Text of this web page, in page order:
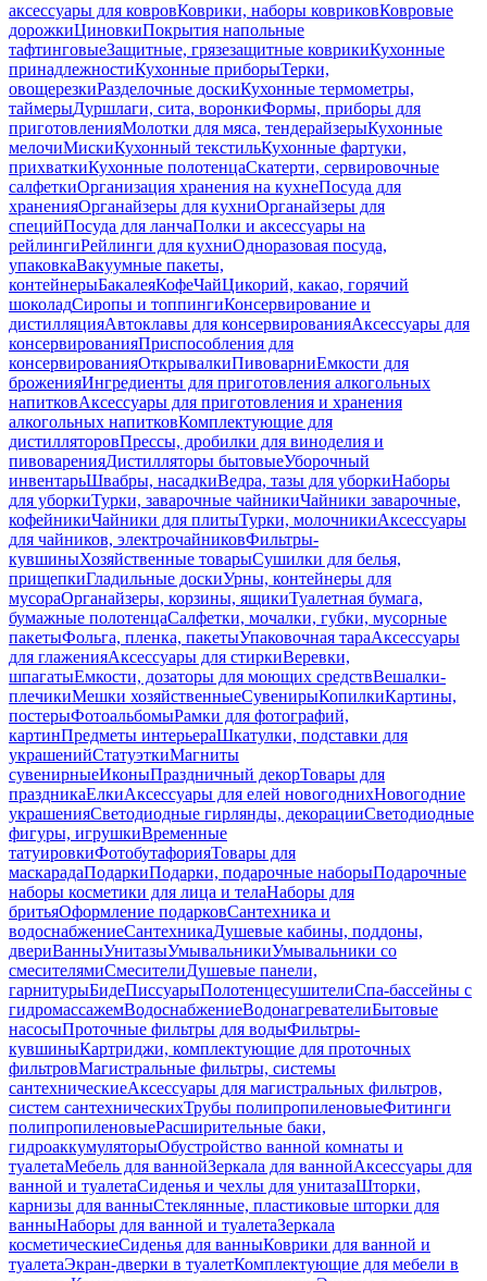
аксессуары для ковровКоврики, наборы ковриковКовровые
дорожкиЦиновкиПокрытия напольные
тафтинговыеЗащитные, грязезащитные коврикиКухонные
принадлежностиКухонные приборыТерки,
овощерезкиРазделочные доскиКухонные термометры,
таймерыДуршлаги, сита, воронкиФормы, приборы для
приготовленияМолотки для мяса, тендерайзерыКухонные
мелочиМискиКухонный текстильКухонные фартуки,
прихваткиКухонные полотенцаСкатерти, сервировочные
салфеткиОрганизация хранения на кухнеПосуда для
храненияОрганайзеры для кухниОрганайзеры для
специйПосуда для ланчаПолки и аксессуары на
рейлингиРейлинги для кухниОдноразовая посуда,
упаковкаВакуумные пакеты,
контейнерыБакалеяКофеЧайЦикорий, какао, горячий
шоколадСиропы и топпингиКонсервирование и
дистилляцияАвтоклавы для консервированияАксессуары для
консервированияПриспособления для
консервированияОткрывалкиПивоварниЕмкости для
броженияИнгредиенты для приготовления алкогольных
напитковАксессуары для приготовления и хранения
алкогольных напитковКомплектующие для
дистилляторовПрессы, дробилки для виноделия и
пивоваренияДистилляторы бытовыеУборочный
инвентарьШвабры, насадкиВедра, тазы для уборкиНаборы
для уборкиТурки, заварочные чайникиЧайники заварочные,
кофейникиЧайники для плитыТурки, молочникиАксессуары
для чайников, электрочайниковФильтры-
кувшиныХозяйственные товарыСушилки для белья,
прищепкиГладильные доскиУрны, контейнеры для
мусораОрганайзеры, корзины, ящикиТуалетная бумага,
бумажные полотенцаСалфетки, мочалки, губки, мусорные
пакетыФольга, пленка, пакетыУпаковочная тараАксессуары
для глаженияАксессуары для стиркиВеревки,
шпагатыЕмкости, дозаторы для моющих средствВешалки-
плечикиМешки хозяйственныеСувенирыКопилкиКартины,
постерыФотоальбомыРамки для фотографий,
картинПредметы интерьераШкатулки, подставки для
украшенийСтатуэткиМагниты
сувенирныеИконыПраздничный декорТовары для
праздникаЕлкиАксессуары для елей новогоднихНовогодние
украшенияСветодиодные гирлянды, декорацииСветодиодные
фигуры, игрушкиВременные
татуировкиФотобутафорияТовары для
маскарадаПодаркиПодарки, подарочные наборыПодарочные
наборы косметики для лица и телаНаборы для
бритьяОформление подарковСантехника и
водоснабжениеСантехникаДушевые кабины, поддоны,
двериВанныУнитазыУмывальникиУмывальники со
смесителямиСмесителиДушевые панели,
гарнитурыБидеПиссуарыПолотенцесушителиСпа-бассейны с
гидромассажемВодоснабжениеВодонагревателиБытовые
насосыПроточные фильтры для водыФильтры-
кувшиныКартриджи, комплектующие для проточных
фильтровМагистральные фильтры, системы
сантехническиеАксессуары для магистральных фильтров,
систем сантехническихТрубы полипропиленовыеФитинги
полипропиленовыеРасширительные баки,
гидроаккумуляторыОбустройство ванной комнаты и
туалетаМебель для ваннойЗеркала для ваннойАксессуары для
ванной и туалетаСиденья и чехлы для унитазаШторки,
карнизы для ванныСтеклянные, пластиковые шторки для
ванныНаборы для ванной и туалетаЗеркала
косметическиеСиденья для ванныКоврики для ванной и
туалетаЭкран-дверки в туалетКомплектующие для мебели в